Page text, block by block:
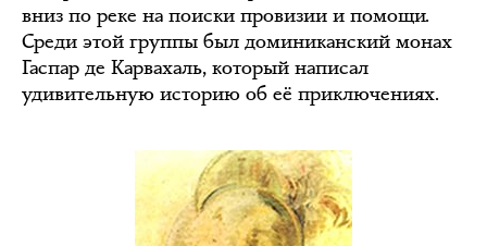
вниз по реке на поиски провизии и помощи.
Среди этой группы был доминиканский монах
Гаспар де Карвахаль, который написал
удивительную историю об её приключениях.